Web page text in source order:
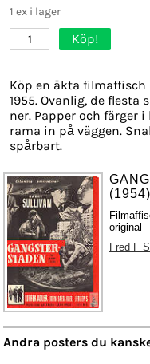
1 ex i lager
1 Köp!
Köp en äkta
1955. Ovanlig, de
ner. Papper och färger
rama in på väggen.
spårbart.
(1954)
original
Fred F
Andra posters du